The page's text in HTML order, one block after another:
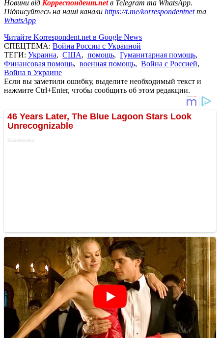
Новини від Корреспондент.netв Telegram та WhatsApp.
Підписуйтесь на наші канали https://t.me/korrespondentnetта
WhatsApp
Читайте Korrespondent.net в Google News
СПЕЦТЕМА: Война России с Украиной
ТЕГИ: Украина, США, помощь, Гуманитарная помощь,
Финансовая помощь, военная помощь, Война с Россией,
Война в Украине
Если вы заметили ошибку, выделите необходимый текст и
нажмите Ctrl+Enter, чтобы сообщить об этом редакции.